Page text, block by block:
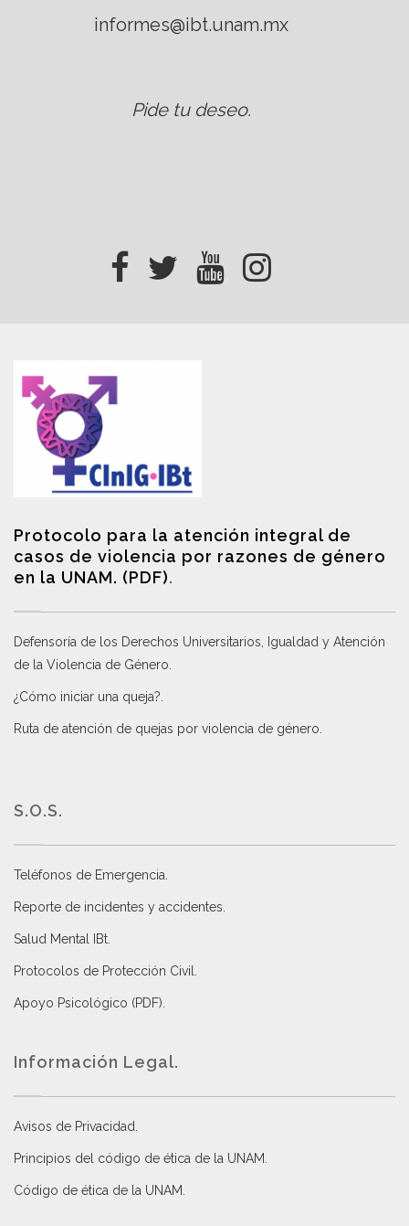
informes@ibt.unam.mx
Pide tu deseo.
Protocolo para la atención integral de
casos de violencia por razones de género
en la UNAM. (PDF).
Defensoría de los Derechos Universitarios, Igualdad y Atención
de la Violencia de Género
¿Cómo iniciar una queja?
Ruta de atención de quejas por violencia de género
S.O.S.
Teléfonos de Emergencia.
Reporte de incidentes y accidentes
Salud Mental IBt
Protocolos de Protección Civil
Apoyo Psicológico (PDF)
Información Legal.
Avisos de Privacidad
Principios del código de ética de la UNAM
Código de ética de la UNAM